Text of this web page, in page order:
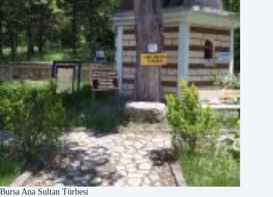
Bursa Ana Sultan Türbesi